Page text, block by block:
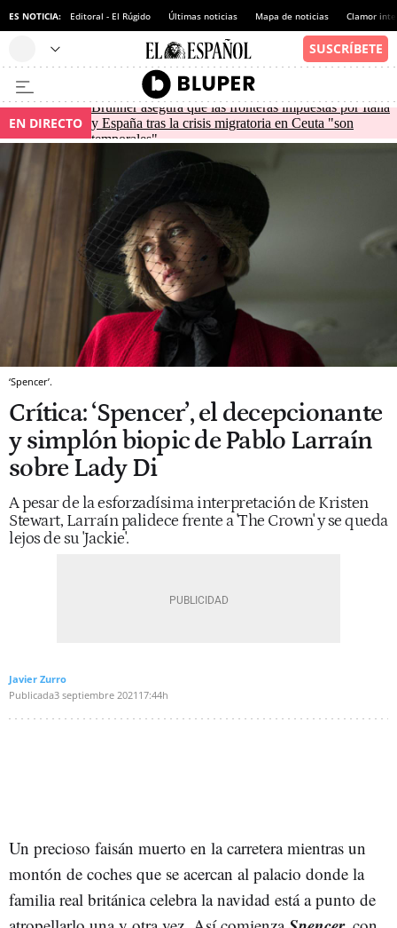
ES NOTICIA: Editoral - El Rúgido Últimas noticias Mapa de noticias Clamor
EN DIRECTO
Brunner asegura que las fronteras impuestas por Italia
y España tras la crisis migratoria en Ceuta "son
temporales"
‘Spencer’.
Crítica: ‘Spencer’, el decepcionante
y simplón biopic de Pablo Larraín
sobre Lady Di
A pesar de la esforzadísima interpretación de Kristen
Stewart, Larraín palidece frente a 'The Crown' y se queda
lejos de su 'Jackie'.
Javier Zurro
Publicada3 septiembre 2021 17:44h
Un precioso faisán muerto en la carretera mientras un
montón de coches que se acercan al palacio donde la
familia real británica celebra la navidad está a punto de